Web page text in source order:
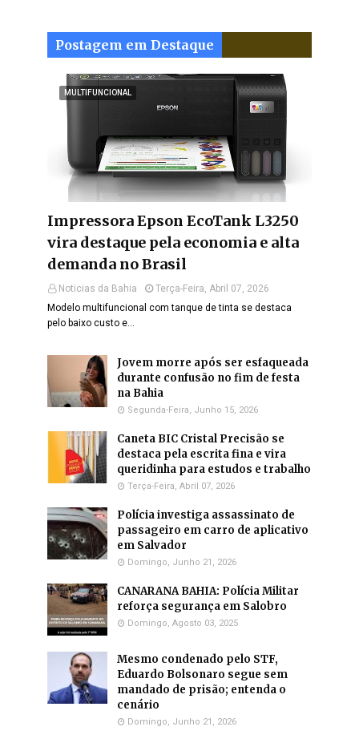
Postagem em Destaque
MULTIFUNCIONAL
Impressora Epson EcoTank L3250
vira destaque pela economia e alta
demanda no Brasil
Noticias da Bahia
Terça-Feira, Abril 07, 2026
Modelo multifuncional com tanque de tinta se destaca
pelo baixo custo e…
Jovem morre após ser esfaqueada
durante confusão no fim de festa
na Bahia
Segunda-Feira, Junho 15, 2026
Caneta BIC Cristal Precisão se
destaca pela escrita fina e vira
queridinha para estudos e trabalho
Terça-Feira, Abril 07, 2026
Polícia investiga assassinato de
passageiro em carro de aplicativo
em Salvador
Domingo, Junho 21, 2026
CANARANA BAHIA: Polícia Militar
reforça segurança em Salobro
Domingo, Agosto 03, 2025
Mesmo condenado pelo STF,
Eduardo Bolsonaro segue sem
mandado de prisão; entenda o
cenário
Domingo, Junho 21, 2026